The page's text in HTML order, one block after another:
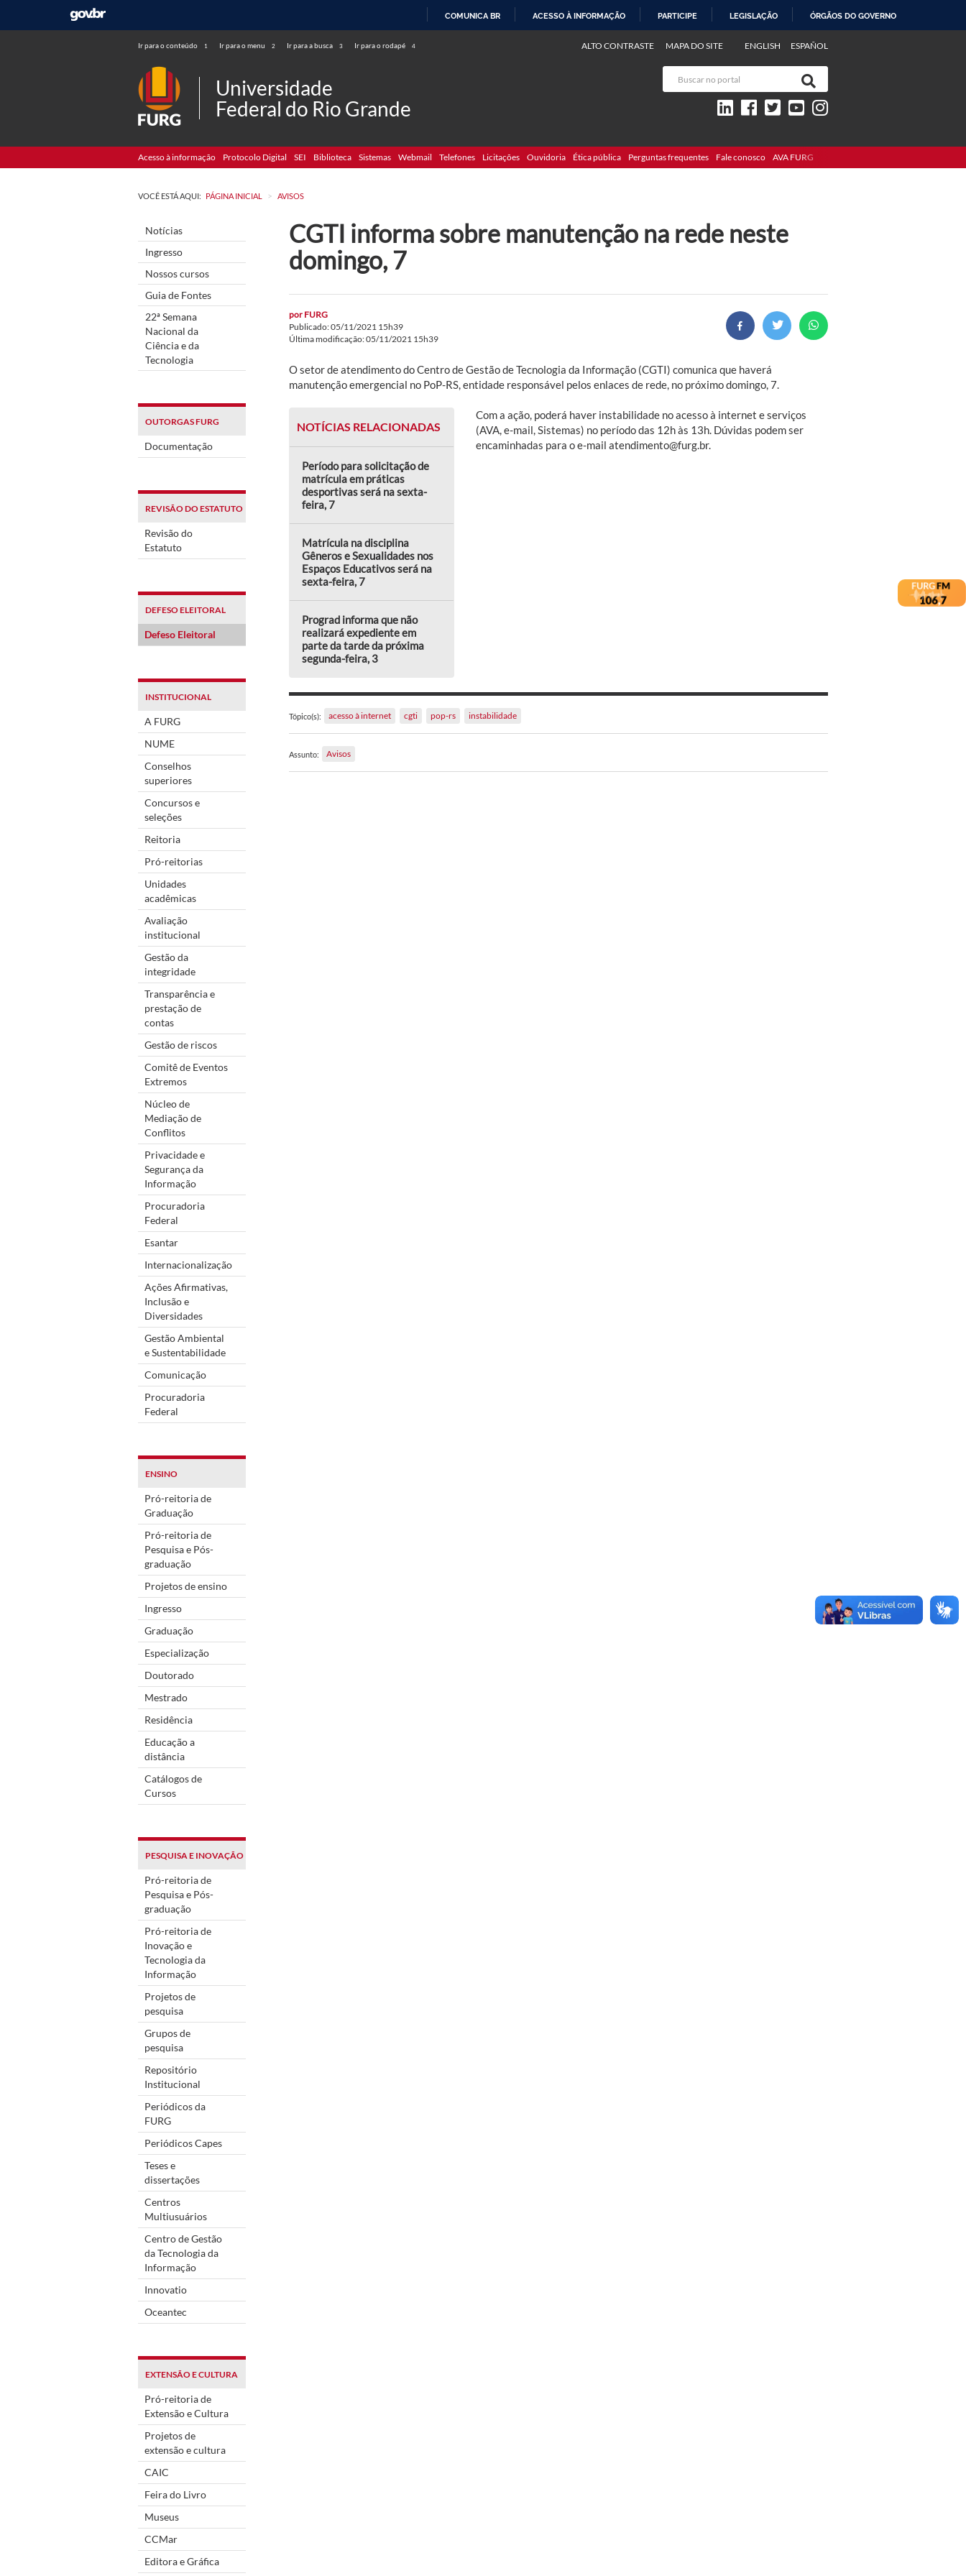
COMUNICA BR ACESSO À INFORMAÇÃO PARTICIPE LEGISLAÇÃO ÓRGÃOS DO GOVERNO
Ir para o conteúdo 1 Ir para o menu 2 Ir para a busca 3 Ir para o rodapé 4 ENGLISH ESPAÑOL
ALTO CONTRASTE MAPA DO SITE
Universidade
Federal do Rio Grande
Acesso à informação Protocolo Digital SEI Biblioteca Sistemas Webmail Telefones Licitações Ouvidoria Ética pública Perguntas frequentes Fale conosco AVA FURG
VOCÊ ESTÁ AQUI: PÁGINA INICIAL > AVISOS
Notícias
Ingresso
Nossos cursos
Guia de Fontes
22ª Semana
Nacional da
Ciência e da
Tecnologia
OUTORGAS FURG
Documentação
REVISÃO DO ESTATUTO
Revisão do
Estatuto
DEFESO ELEITORAL
Defeso Eleitoral
INSTITUCIONAL
A FURG
NUME
Conselhos
superiores
Concursos e
seleções
Reitoria
Pró-reitorias
Unidades
acadêmicas
Avaliação
institucional
Gestão da
integridade
Transparência e
prestação de
contas
Gestão de riscos
Comitê de Eventos
Extremos
Núcleo de
Mediação de
Conflitos
Privacidade e
Segurança da
Informação
Procuradoria
Federal
Esantar
Internacionalização
Ações Afirmativas,
Inclusão e
Diversidades
Gestão Ambiental
e Sustentabilidade
Comunicação
Procuradoria
Federal
ENSINO
Pró-reitoria de
Graduação
Pró-reitoria de
Pesquisa e Pós-
graduação
Projetos de ensino
Ingresso
Graduação
Especialização
Doutorado
Mestrado
Residência
Educação a
distância
Catálogos de
Cursos
PESQUISA E INOVAÇÃO
Pró-reitoria de
Pesquisa e Pós-
graduação
Pró-reitoria de
Inovação e
Tecnologia da
Informação
Projetos de
pesquisa
Grupos de
pesquisa
Repositório
Institucional
Periódicos da
FURG
Periódicos Capes
Teses e
dissertações
Centros
Multiusuários
Centro de Gestão
da Tecnologia da
Informação
Innovatio
Oceantec
EXTENSÃO E CULTURA
Pró-reitoria de
Extensão e Cultura
Projetos de
extensão e cultura
CAIC
Feira do Livro
Museus
CCMar
Editora e Gráfica
CGTI informa sobre manutenção na rede neste
domingo, 7
por FURG
Publicado: 05/11/2021 15h39
Última modificação: 05/11/2021 15h39
O setor de atendimento do Centro de Gestão de Tecnologia da Informação (CGTI) comunica que haverá
manutenção emergencial no PoP-RS, entidade responsável pelos enlaces de rede, no próximo domingo, 7.
NOTÍCIAS RELACIONADAS
Período para solicitação de
matrícula em práticas
desportivas será na sexta-
feira, 7
Matrícula na disciplina
Gêneros e Sexualidades nos
Espaços Educativos será na
sexta-feira, 7
Prograd informa que não
realizará expediente em
parte da tarde da próxima
segunda-feira, 3
Com a ação, poderá haver instabilidade no acesso à internet e serviços
(AVA, e-mail, Sistemas) no período das 12h às 13h. Dúvidas podem ser
encaminhadas para o e-mail atendimento@furg.br.
Tópico(s): acesso à internet cgti pop-rs instabilidade
Assunto: Avisos